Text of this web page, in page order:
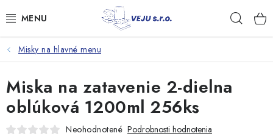
na
TAŠKY A VRECKÁ
FÓLIE, PAPIER, RUKAVICE
JEDNORÁZOVÝ RIAD
Misky na hlavné menu
Miska na zatavenie 2-dielna
oblúková 1200ml 256ks
Neohodnotené Podrobnosti hodnotenia